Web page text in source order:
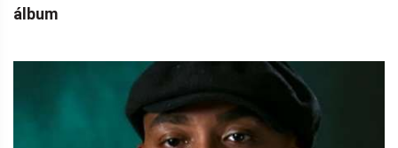
álbum